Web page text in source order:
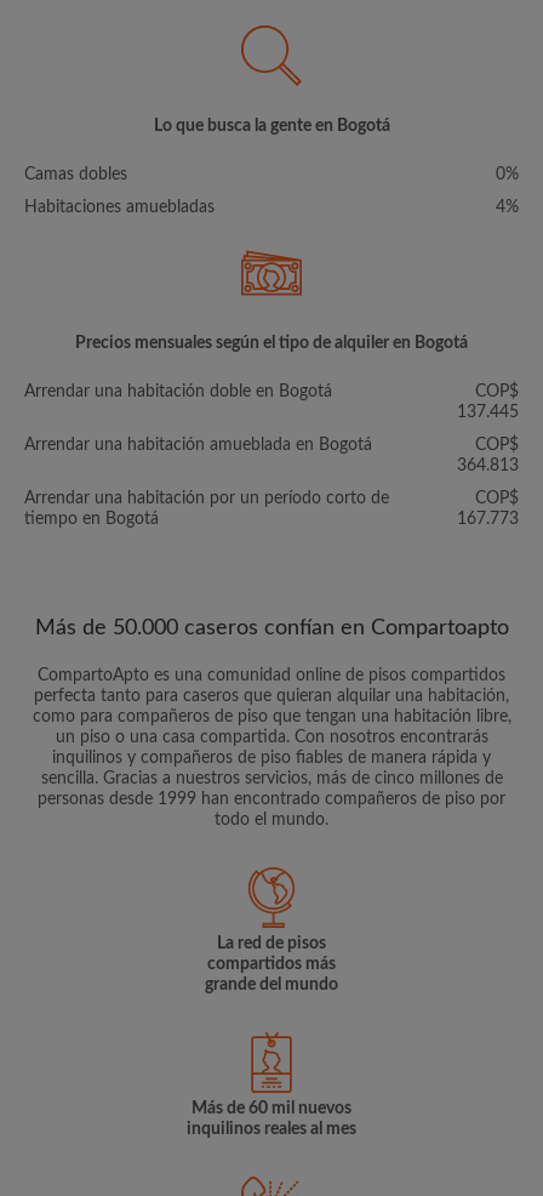
Lo que busca la gente en Bogotá
Camas dobles
0%
Habitaciones amuebladas
4%
Precios mensuales según el tipo de alquiler en Bogotá
Arrendar una habitación doble en Bogotá
COP$
137.445
Arrendar una habitación amueblada en Bogotá
COP$
364.813
Arrendar una habitación por un período corto de
tiempo en Bogotá
COP$
167.773
Más de 50.000 caseros confían en Compartoapto
CompartoApto es una comunidad online de pisos compartidos
perfecta tanto para caseros que quieran alquilar una habitación,
como para compañeros de piso que tengan una habitación libre,
un piso o una casa compartida. Con nosotros encontrarás
inquilinos y compañeros de piso fiables de manera rápida y
sencilla. Gracias a nuestros servicios, más de cinco millones de
personas desde 1999 han encontrado compañeros de piso por
todo el mundo.
La red de pisos
compartidos más
grande del mundo
Más de 60 mil nuevos
inquilinos reales al mes